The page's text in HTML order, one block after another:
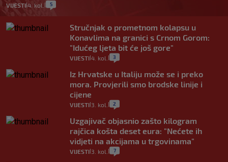
VIJESTI 4. kol. 5
Stručnjak o prometnom kolapsu u
Konavlima na granici s Crnom Gorom:
"Idućeg ljeta bit će još gore"
VIJESTI 4. kol. 3
Iz Hrvatske u Italiju može se i preko
mora. Provjerili smo brodske linije i
cijene
VIJESTI 3. kol. 2
Uzgajivač objasnio zašto kilogram
rajčica košta deset eura: "Nećete ih
vidjeti na akcijama u trgovinama"
VIJESTI 3. kol. 7